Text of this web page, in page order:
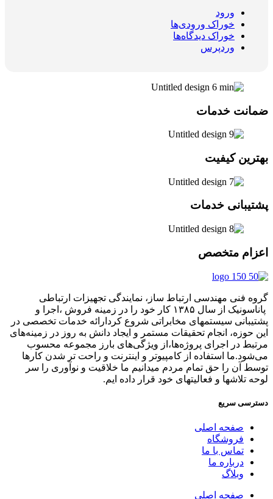
ورود
خوراک ورودی‌ها
خوراک دیدگاه‌ها
وردپرس
ضمانت خدمات
بهترین کیفیت
پشتیبانی خدمات
اعزام متخصص
گروه فنی مهندسی ارتباط ساز، نمایندگی تجهیزات ارتباطی
پاناسونیک از سال ۱۳۸۵ کار خود را در زمینه فروش ،اجرا و
پشتیبانی سیستمهای مخابراتی شروع کردارائه خدمات تخصصی در
این حوزه، انجام تحقیقات مستمر و ایجاد دانش به‌ روز در زمینه‌های
مرتبط در اجرای پروژه‌ها،از ویژگی‌های بارز مجموعه محسوب
می‌شود.ما استفاده از کامپیوتر و اینترنت و راحت تر شدن کارها
توسط آن را حق تمام مردم میدانیم ما خلاقیت و نوآوری را سر
لوحه تلاشها و فعالیتهای خود قرار داده ایم.
دسترسی سریع
صفحه اصلی
فروشگاه
تماس با ما
درباره ما
وبلاگ
صفحه اصلی